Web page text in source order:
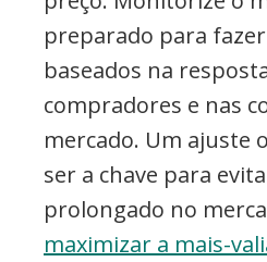
preparado para
baseados na
compradores e nas
mercado. Um ajuste
ser a chave para
prolongado no
maximizar a mais-